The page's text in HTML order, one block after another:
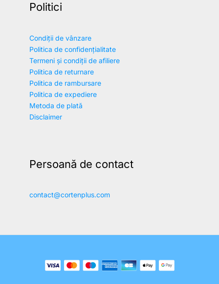
Politici
Condiții de vânzare
Politica de confidențialitate
Termeni și condiții de afiliere
Politica de returnare
Politica de rambursare
Politica de expediere
Metoda de plată
Disclaimer
Persoană de contact
contact@cortenplus.com